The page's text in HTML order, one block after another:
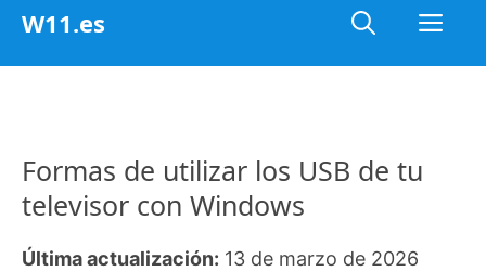
Saltar
W11.es
Formas de utilizar los USB de tu
televisor con Windows
Última actualización: 13 de marzo de 2026